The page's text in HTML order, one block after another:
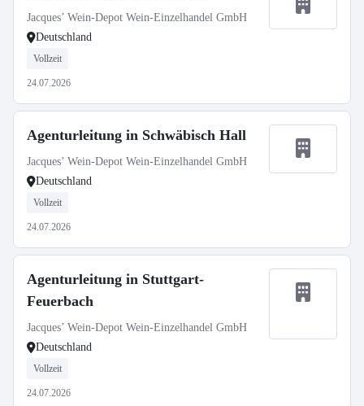
Jacques’ Wein-Depot Wein-Einzelhandel GmbH
Deutschland
Vollzeit
24.07.2026
Agenturleitung in Schwäbisch Hall
Jacques’ Wein-Depot Wein-Einzelhandel GmbH
Deutschland
Vollzeit
24.07.2026
Agenturleitung in Stuttgart-
Feuerbach
Jacques’ Wein-Depot Wein-Einzelhandel GmbH
Deutschland
Vollzeit
24.07.2026